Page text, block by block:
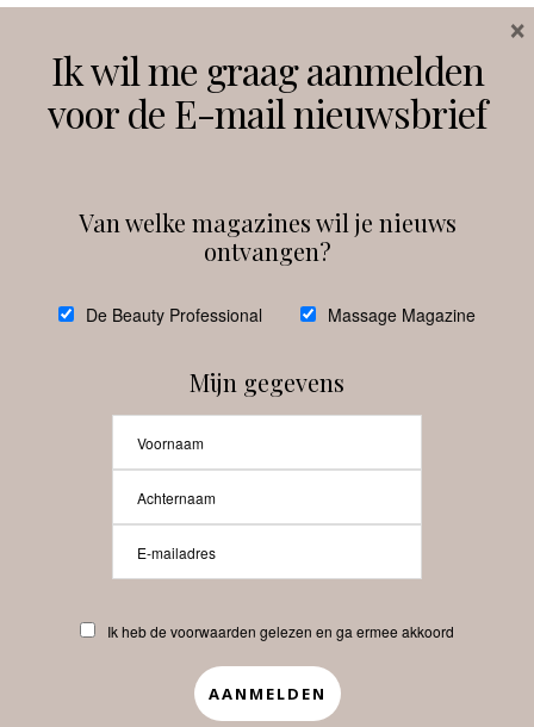
Instagram Facebook
debeautyprofessional
Beauty-Pro.nl
Abonneren Contact
APP
Ik wil me graag aanmelden
voor de E-mail nieuwsbrief
Van welke magazines wil je nieuws
ontvangen?
De Beauty Professional Massage Magazine
Mijn gegevens
Ik heb de voorwaarden gelezen en ga ermee akkoord
×